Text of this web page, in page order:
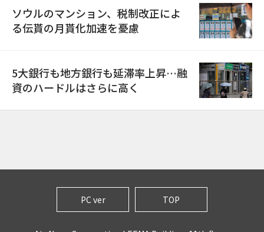
ソウルのマンション、税制改正によ
る伝貰の月貰化加速を憂慮
5大銀行も地方銀行も延滞率上昇…融
資のハードルはさらに高く
PC ver TOP